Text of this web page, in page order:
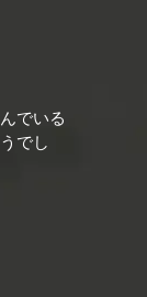
でいる
でし